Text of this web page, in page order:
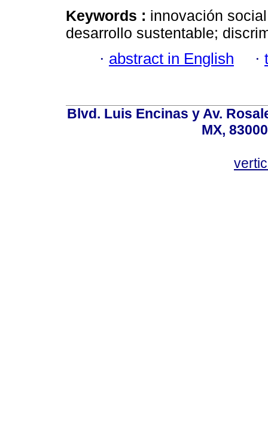
Keywords : innovación
desarrollo sustentable;
· abstract in English ·
Blvd. Luis Encinas y Av.
MX,